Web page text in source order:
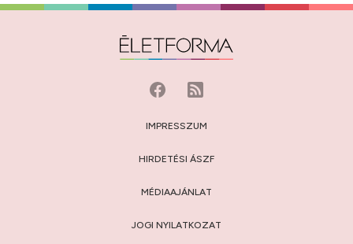
IMPRESSZUM
HIRDETÉSI ÁSZF
MÉDIAAJÁNLAT
JOGI NYILATKOZAT